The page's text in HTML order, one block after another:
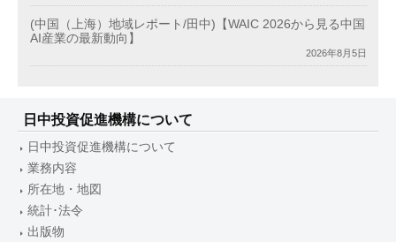
(中国（上海）地域レポート/田中)【WAIC 2026から見る中国
AI産業の最新動向】
2026年8月5日
日中投資促進機構について
日中投資促進機構について
業務内容
所在地・地図
統計･法令
出版物